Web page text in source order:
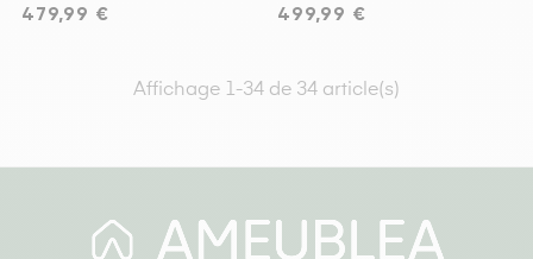
Prix
479,99 € Prix
499,99 €
Affichage 1-34 de 34 article(s)